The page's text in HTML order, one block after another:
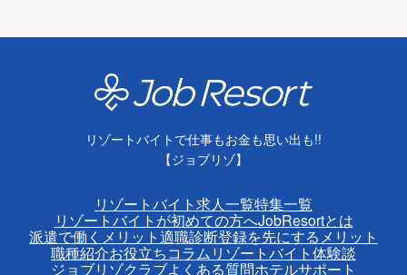
リゾートバイトで仕事もお金も思い出も!!
【ジョブリゾ】
リゾートバイト求人一覧特集一覧
リゾートバイトが初めての方へJobResortとは
派遣で働くメリット適職診断登録を先にするメリット
職種紹介お役立ちコラムリゾートバイト体験談
ジョブリゾクラブよくある質問ホテルサポート